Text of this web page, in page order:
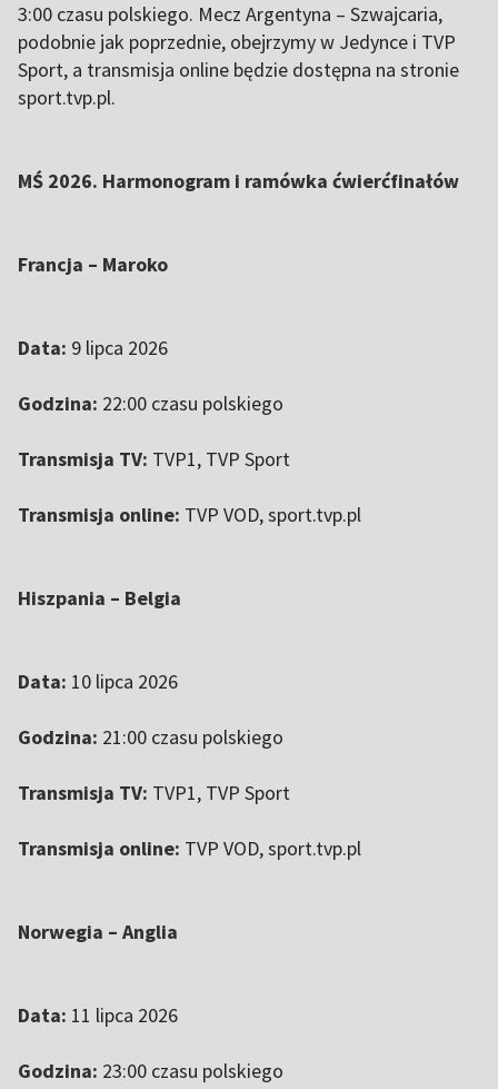
3:00 czasu polskiego. Mecz Argentyna – Szwajcaria,
podobnie jak poprzednie, obejrzymy w Jedynce i TVP
Sport, a transmisja online będzie dostępna na stronie
sport.tvp.pl.
MŚ 2026. Harmonogram i ramówka ćwierćfinałów
Francja – Maroko
Data: 9 lipca 2026
Godzina: 22:00 czasu polskiego
Transmisja TV: TVP1, TVP Sport
Transmisja online: TVP VOD, sport.tvp.pl
Hiszpania – Belgia
Data: 10 lipca 2026
Godzina: 21:00 czasu polskiego
Transmisja TV: TVP1, TVP Sport
Transmisja online: TVP VOD, sport.tvp.pl
Norwegia – Anglia
Data: 11 lipca 2026
Godzina: 23:00 czasu polskiego